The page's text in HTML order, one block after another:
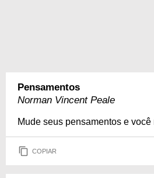
Pensamentos
Norman Vincent Peale
Mude seus pensamentos e
COPIAR